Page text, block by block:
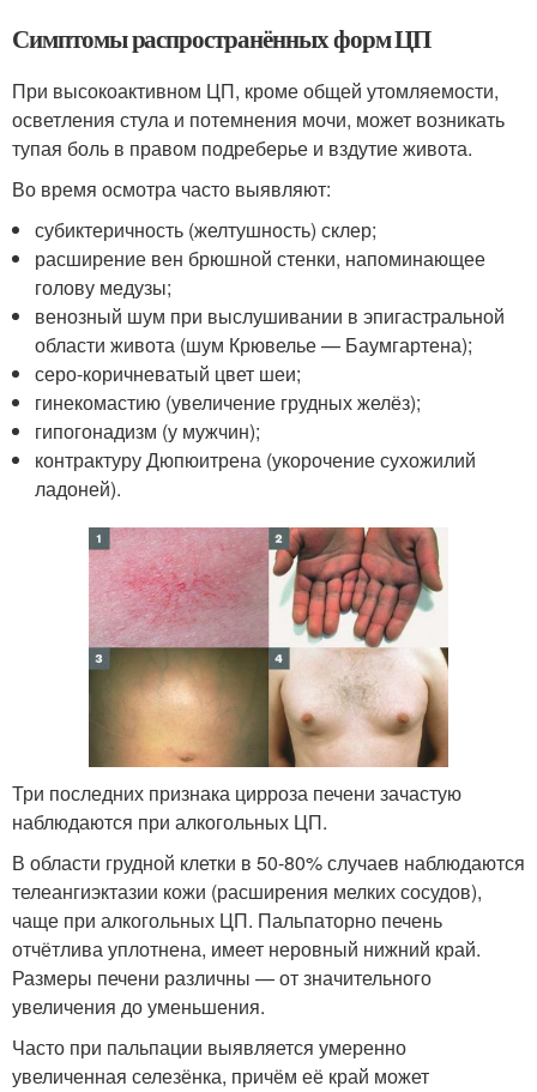
Симптомы распространённых форм ЦП
При высокоактивном ЦП, кроме общей утомляемости,
осветления стула и потемнения мочи, может возникать
тупая боль в правом подреберье и вздутие живота.
Во время осмотра часто выявляют:
субиктеричность (желтушность) склер;
расширение вен брюшной стенки, напоминающее
голову медузы;
венозный шум при выслушивании в эпигастральной
области живота (шум Крювелье — Баумгартена);
серо-коричневатый цвет шеи;
гинекомастию (увеличение грудных желёз);
гипогонадизм (у мужчин);
контрактуру Дюпюитрена (укорочение сухожилий
ладоней).
Три последних признака цирроза печени зачастую
наблюдаются при алкогольных ЦП.
В области грудной клетки в 50-80% случаев наблюдаются
телеангиэктазии кожи (расширения мелких сосудов),
чаще при алкогольных ЦП. Пальпаторно печень
отчётлива уплотнена, имеет неровный нижний край.
Размеры печени различны — от значительного
увеличения до уменьшения.
Часто при пальпации выявляется умеренно
увеличенная селезёнка, причём её край может